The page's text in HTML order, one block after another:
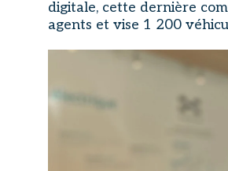
digitale, cette dernière
agents et vise 1 200